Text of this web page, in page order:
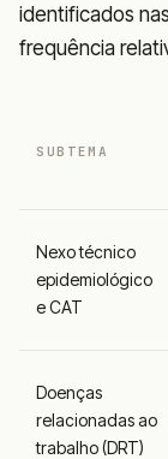
identificados
frequência
SUBTEMA
Nexo técnico
epidemiológico
e CAT
Doenças
relacionadas ao
trabalho (DRT)